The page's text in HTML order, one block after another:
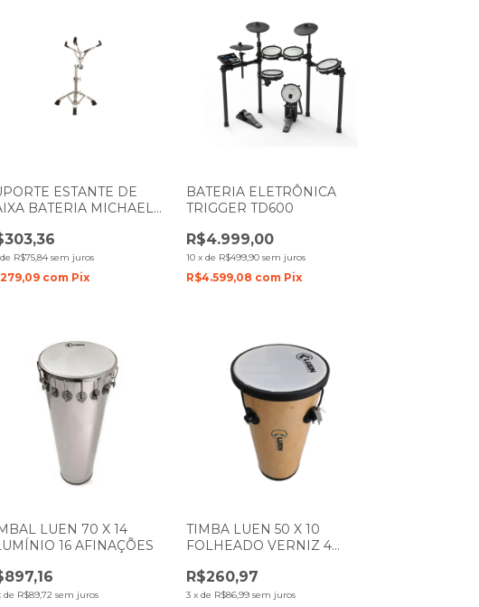
ESTANTE DE
BATERIA MICHAEL
de R$75,84 sem juros
com Pix
BATERIA ELETRÔNICA
TRIGGER TD600
R$4.999,00
10 x de R$499,90 sem juros
R$4.599,08 com Pix
LUEN 70 X 14
16 AFINAÇÕES
de R$89,72 sem juros
TIMBA LUEN 50 X 10
FOLHEADO VERNIZ 4
R$260,97
3 x de R$86,99 sem juros